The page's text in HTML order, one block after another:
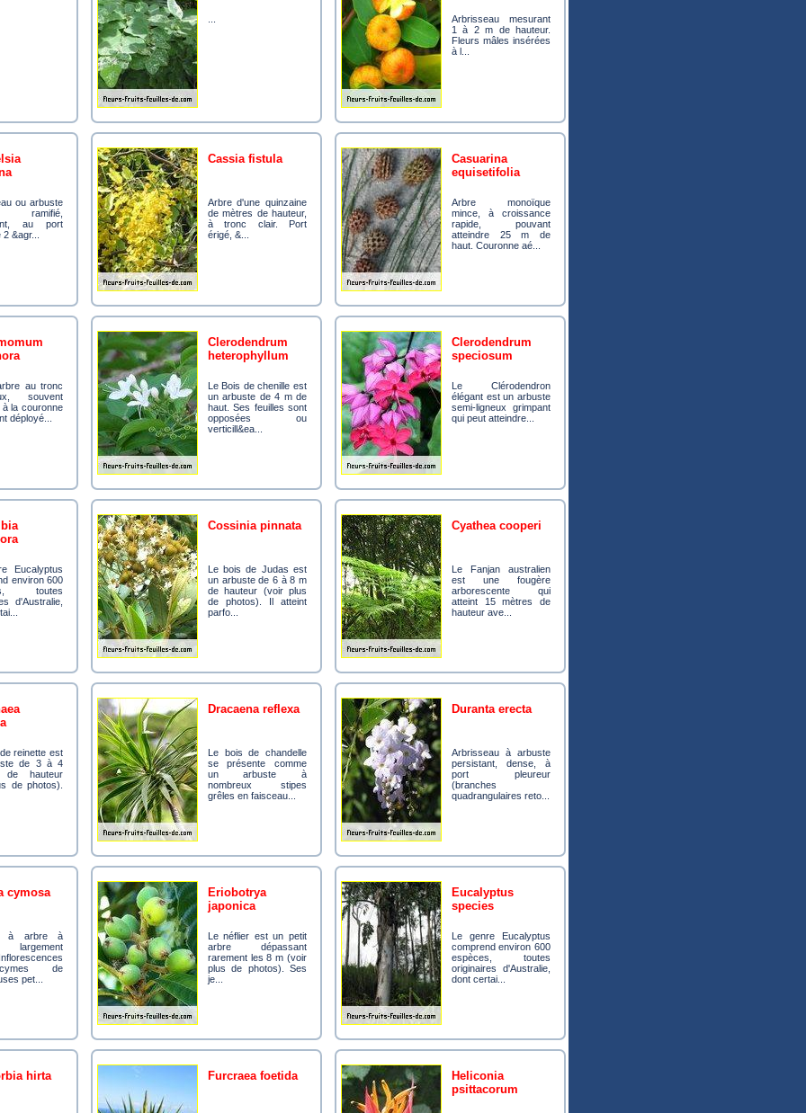
Arbrisseau mesurant
1 à 2 m de hauteur.
Fleurs mâles insérées
à l...
au port
&agr...
cassia fistula
Arbre d'une quinzaine
de mètres de hauteur,
à tronc clair. Port
érigé, &...
casuarina
equisetifolia
Arbre monoïque
mince, à croissance
rapide, pouvant
atteindre 25 m de
haut. Couronne aé...
souvent
à la couronne
déployé...
clerodendrum
heterophyllum
Le Bois de chenille est
un arbuste de 4 m de
haut. Ses feuilles sont
opposées ou
verticill&ea...
clerodendrum
speciosum
Le Clérodendron
élégant est un arbuste
semi-ligneux grimpant
qui peut atteindre...
environ 600
toutes
d'Australie,
cossinia pinnata
Le bois de Judas est
un arbuste de 6 à 8 m
de hauteur (voir plus
de photos). Il atteint
parfo...
cyathea cooperi
Le Fanjan australien
est une fougère
arborescente qui
atteint 15 mètres de
hauteur ave...
de 3 à 4
de hauteur
de photos).
dracaena reflexa
Le bois de chandelle
se présente comme
un arbuste à
nombreux stipes
grêles en faisceau...
duranta erecta
Arbrisseau à arbuste
persistant, dense, à
port pleureur
(branches
quadrangulaires reto...
cymosa
largement
de
pet...
eriobotrya
japonica
Le néflier est un petit
arbre dépassant
rarement les 8 m (voir
plus de photos). Ses
je...
eucalyptus
species
Le genre Eucalyptus
comprend environ 600
espèces, toutes
originaires d'Australie,
dont certai...
hirta furcraea foetida
heliconia
psittacorum